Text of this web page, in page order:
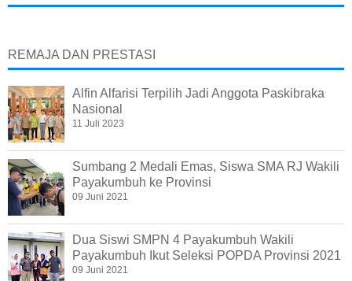
REMAJA DAN PRESTASI
Alfin Alfarisi Terpilih Jadi Anggota Paskibraka
Nasional
11 Juli 2023
Sumbang 2 Medali Emas, Siswa SMA RJ Wakili
Payakumbuh ke Provinsi
09 Juni 2021
Dua Siswi SMPN 4 Payakumbuh Wakili
Payakumbuh Ikut Seleksi POPDA Provinsi 2021
09 Juni 2021